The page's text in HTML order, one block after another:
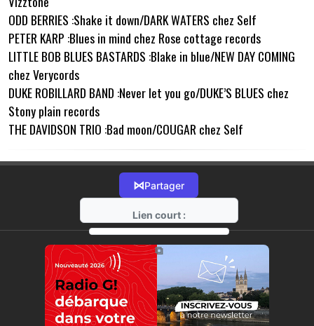
ODD BERRIES :Shake it down/DARK WATERS chez Self
PETER KARP :Blues in mind chez Rose cottage records
LITTLE BOB BLUES BASTARDS :Blake in blue/NEW DAY COMING
chez Verycords
DUKE ROBILLARD BAND :Never let you go/DUKE’S BLUES chez
Stony plain records
THE DAVIDSON TRIO :Bad moon/COUGAR chez Self
⋈Partager
Lien court :
https://radio-g.fr?22246
⧉